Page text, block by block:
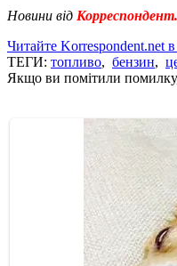
Новини від
Читайте Korrespondent.net
ТЕГИ: топливо, бензин,
Якщо ви помітили помилку,